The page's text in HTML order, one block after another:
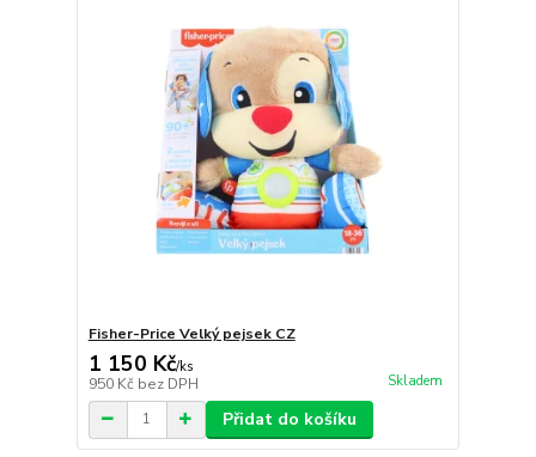
Fisher-Price Velký pejsek CZ
1 150 Kč/ks
950 Kč bez DPH Skladem
Přidat do košíku